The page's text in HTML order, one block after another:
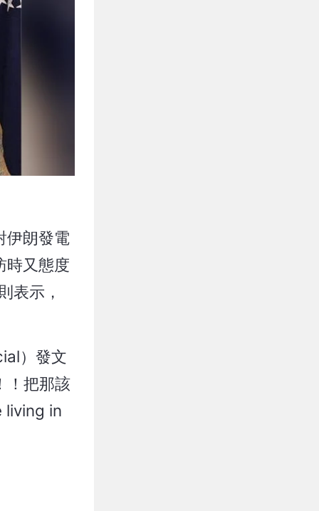
伊朗發電
時又態度
表示，
）發文
！把那該
living in